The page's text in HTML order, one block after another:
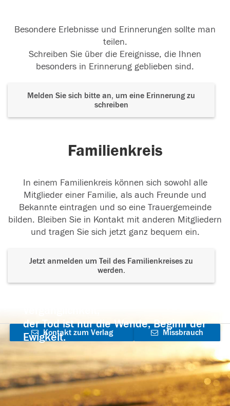
Besondere Erlebnisse und Erinnerungen sollte man
teilen.
Schreiben Sie über die Ereignisse, die Ihnen
besonders in Erinnerung geblieben sind.
Melden Sie sich bitte an, um eine Erinnerung zu
schreiben
Familienkreis
In einem Familienkreis können sich sowohl alle
Mitglieder einer Familie, als auch Freunde und
Bekannte eintragen und so eine Trauergemeinde
bilden. Bleiben Sie in Kontakt mit anderen Mitgliedern
und tragen Sie sich jetzt ganz bequem ein.
Jetzt anmelden um Teil des Familienkreises zu
werden.
der Tod ist nur die Wende, Beginn der
Ewigkeit.
Kontakt zum Verlag
aufnehmen
Missbrauch